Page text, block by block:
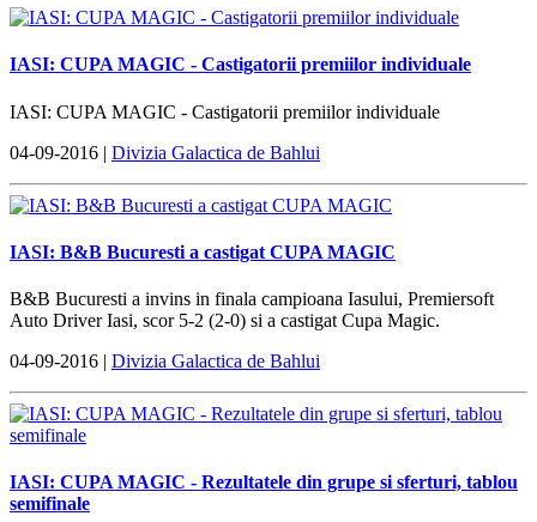
IASI: CUPA MAGIC - Castigatorii premiilor individuale
IASI: CUPA MAGIC - Castigatorii premiilor individuale
04-09-2016 | Divizia Galactica de Bahlui
IASI: B&B Bucuresti a castigat CUPA MAGIC
B&B Bucuresti a invins in finala campioana Iasului, Premiersoft
Auto Driver Iasi, scor 5-2 (2-0) si a castigat Cupa Magic.
04-09-2016 | Divizia Galactica de Bahlui
IASI: CUPA MAGIC - Rezultatele din grupe si sferturi, tablou
semifinale